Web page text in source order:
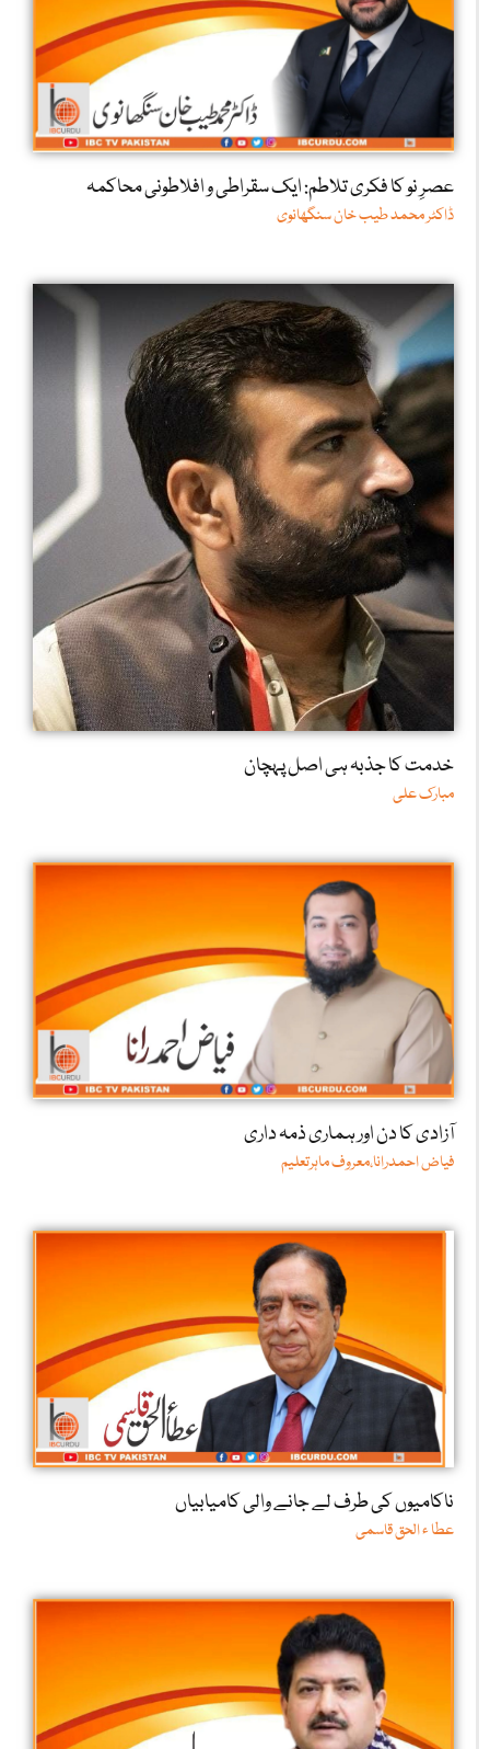
عصرِ نو کا فکری تلاطم: ایک سقراطی و افلاطونی محاکمہ
ڈاکٹر محمد طیب خان سنگھانوی
خدمت کا جذبہ ہی اصل پہچان
مبارک علی
آزادی کا دن اور ہماری ذمہ داری
فیاض احمدرانا،معروف ماہرتعلیم
ناکامیوں کی طرف لے جانے والی کامیابیاں
عطا ء الحق قاسمی